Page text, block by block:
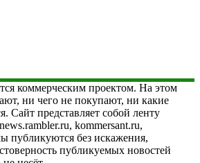
коммерческим проектом. На этом
ни чего не покупают, ни какие
Сайт представляет собой ленту
kommersant.ru,
публикуются без искажения,
публикуемых новостей